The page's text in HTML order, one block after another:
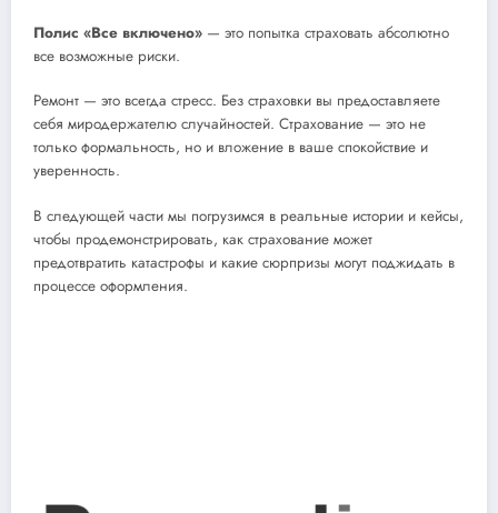
Полис «Все включено» — это попытка страховать абсолютно
все возможные риски.
Ремонт — это всегда стресс. Без страховки вы предоставляете
себя миродержателю случайностей. Страхование — это не
только формальность, но и вложение в ваше спокойствие и
уверенность.
В следующей части мы погрузимся в реальные истории и кейсы,
чтобы продемонстрировать, как страхование может
предотвратить катастрофы и какие сюрпризы могут поджидать в
процессе оформления.